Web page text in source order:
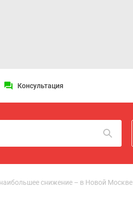
Консультация
снижение – в Новой Москве